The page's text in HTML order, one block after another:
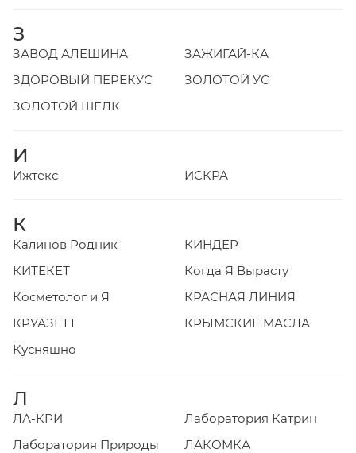
З
ЗАВОД АЛЕШИНА
ЗАЖИГАЙ-КА
ЗДОРОВЫЙ ПЕРЕКУС
ЗОЛОТОЙ УС
ЗОЛОТОЙ ШЕЛК
И
Ижтекс ИСКРА
К
Калинов Родник
КИНДЕР
КИТЕКЕТ
Когда Я Вырасту
Косметолог и Я
КРАСНАЯ ЛИНИЯ
КРУАЗЕТТ
КРЫМСКИЕ МАСЛА
Кусняшно
Л
ЛА-КРИ
Лаборатория Катрин
Лаборатория Природы
ЛАКОМКА